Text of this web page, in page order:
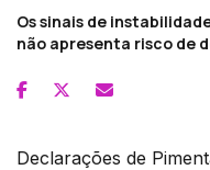
Os sinais de
não apresenta risco de
Declarações de